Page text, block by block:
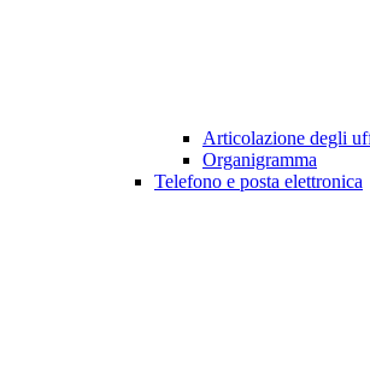
Articolazione degli
Organigramma
Telefono e posta elettronica